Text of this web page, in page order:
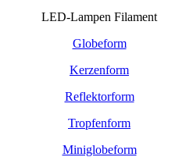
LED-Lampen Filament
Globeform
Kerzenform
Reflektorform
Tropfenform
Miniglobeform